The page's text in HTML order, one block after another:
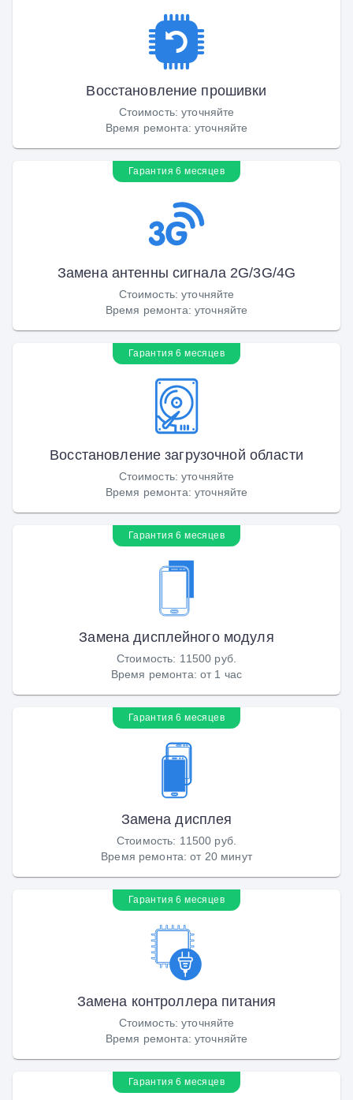
Восстановление прошивки
Стоимость:уточняйте
Время ремонта: уточняйте
Гарантия 6 месяцев
Замена антенны сигнала 2G/3G/4G
Стоимость:уточняйте
Время ремонта: уточняйте
Гарантия 6 месяцев
Восстановление загрузочной области
Стоимость:уточняйте
Время ремонта: уточняйте
Гарантия 6 месяцев
Замена дисплейного модуля
Стоимость: 11500 руб.
Время ремонта:от 1 час
Гарантия 6 месяцев
Замена дисплея
Стоимость: 11500 руб.
Время ремонта:от 20 минут
Гарантия 6 месяцев
Замена контроллера питания
Стоимость:уточняйте
Время ремонта: уточняйте
Гарантия 6 месяцев